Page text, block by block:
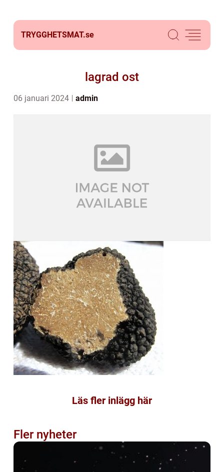
TRYGGHETSMAT.se
lagrad ost
06 januari 2024 admin
Läs fler inlägg här
Fler nyheter